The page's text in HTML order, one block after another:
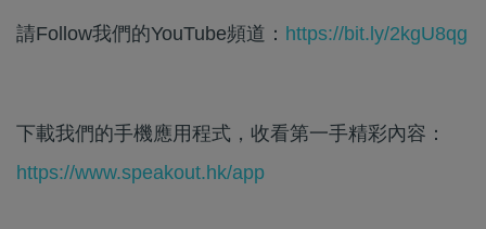
請Follow我們的YouTube頻道： https://bit.ly/2kgU8qg
下載我們的手機應用程式，收看第一手精彩內容：
https://www.speakout.hk/app